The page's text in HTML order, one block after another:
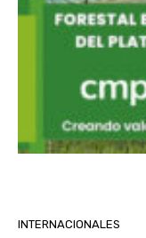
INTERNACIONALES